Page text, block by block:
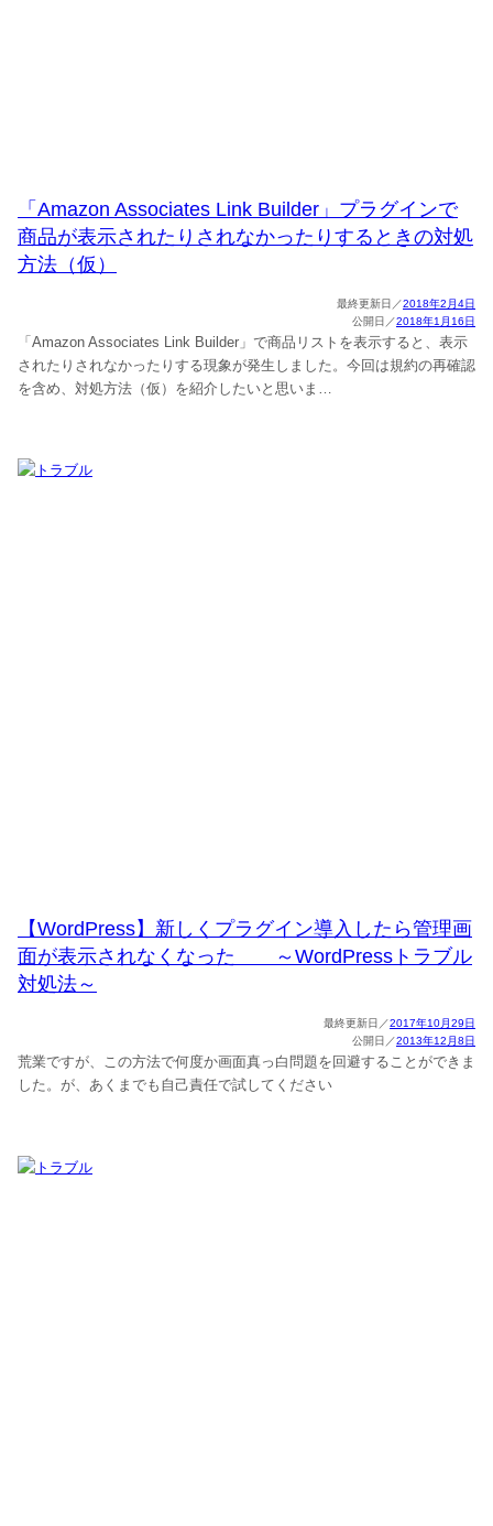
「Amazon Associates Link Builder」プラグインで
商品が表示されたりされなかったりするときの対処
方法（仮）
2018年2月4日
2018年1月16日
「Amazon Associates Link Builder」で商品リストを表示すると、表示
されたりされなかったりする現象が発生しました。今回は規約の再確認
を含め、対処方法（仮）を紹介したいと思いま…
【WordPress】新しくプラグイン導入したら管理画
面が表示されなくなった ～WordPressトラブル
対処法～
2017年10月29日
2013年12月8日
荒業ですが、この方法で何度か画面真っ白問題を回避することができま
した。が、あくまでも自己責任で試してください